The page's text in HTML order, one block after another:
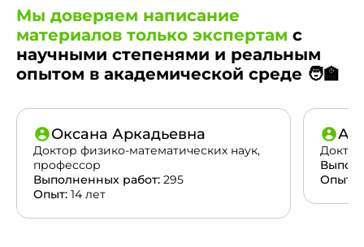
Мы доверяем написание
материалов только экспертам с
научными степенями и реальным
опытом в академической среде 🧑‍🏫
Оксана Аркадьевна
Доктор физико-математических наук,
профессор
Выполненных работ: 295
Опыт: 14 лет
Опыт: